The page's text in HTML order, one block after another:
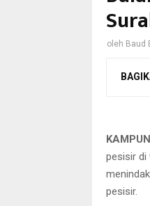
oleh Baud
pesisir di
pesisir.